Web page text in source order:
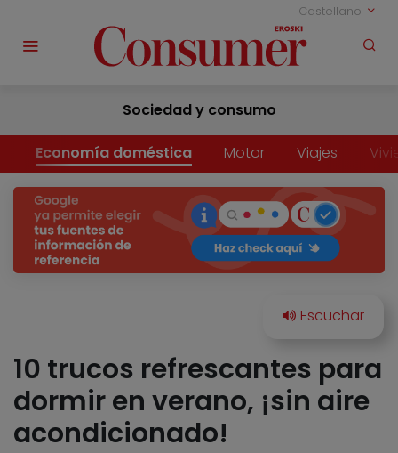
Castellano
Sociedad y consumo
Economía doméstica Motor Viajes
10 trucos refrescantes para
dormir en verano, ¡sin aire
acondicionado!